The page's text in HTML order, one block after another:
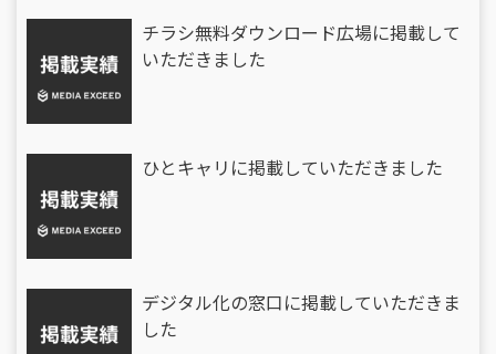
チラシ無料ダウンロード広場に掲載して
いただきました
ひとキャリに掲載していただきました
デジタル化の窓口に掲載していただきま
した